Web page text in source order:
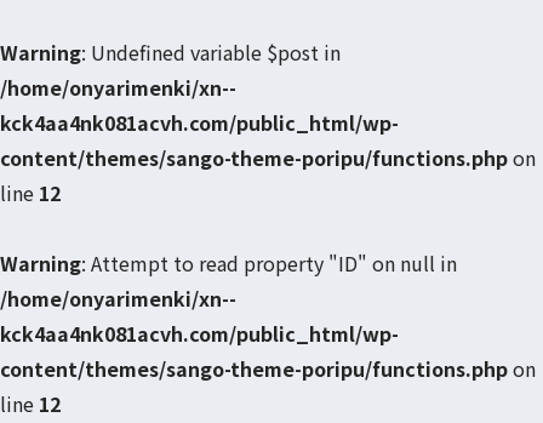
Warning: Undefined variable $post in
/home/onyarimenki/xn--
kck4aa4nk081acvh.com/public_html/wp-
content/themes/sango-theme-poripu/functions.phpon
line 12
Warning: Attempt to read property "ID" on null in
/home/onyarimenki/xn--
kck4aa4nk081acvh.com/public_html/wp-
content/themes/sango-theme-poripu/functions.phpon
line 12